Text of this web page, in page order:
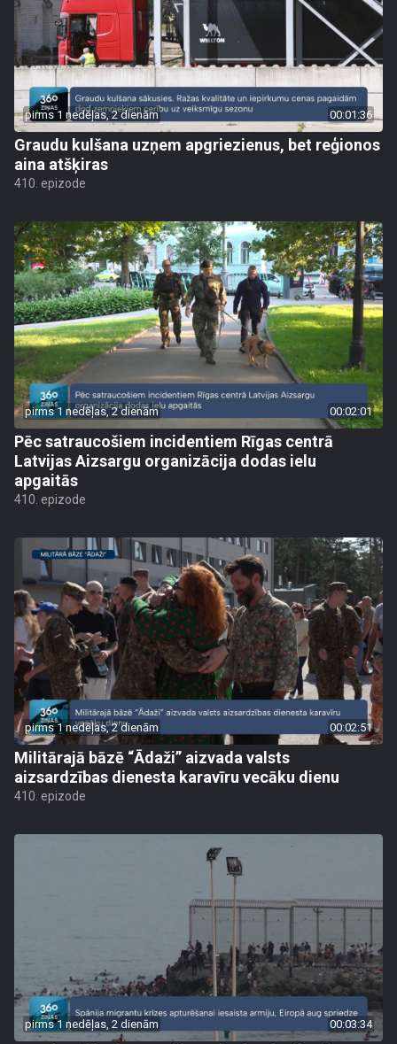
pirms 1 nedēļas, 2 dienām 00:01:36
Graudu kulšana uzņem apgriezienus, bet reģionos
aina atšķiras
410. epizode
pirms 1 nedēļas, 2 dienām 00:02:01
Pēc satraucošiem incidentiem Rīgas centrā
Latvijas Aizsargu organizācija dodas ielu
apgaitās
410. epizode
pirms 1 nedēļas, 2 dienām 00:02:51
Militārajā bāzē “Ādaži” aizvada valsts
aizsardzības dienesta karavīru vecāku dienu
410. epizode
pirms 1 nedēļas, 2 dienām 00:03:34